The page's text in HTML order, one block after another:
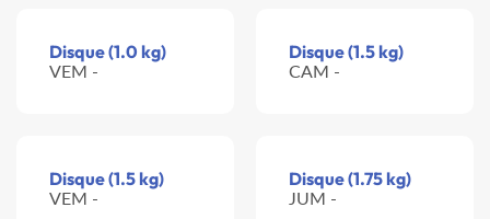
Disque (1.0 kg)
VEM -
Disque (1.5 kg)
CAM -
Disque (1.5 kg)
VEM -
Disque (1.75 kg)
JUM -